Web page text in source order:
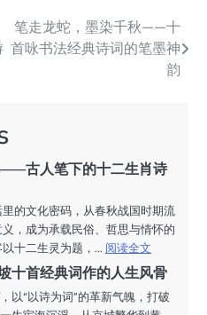
笔走龙蛇，墨染千秋——十
首咏书法经典诗词的笔墨神
韵
古人笔下的十二生肖诗
的文化密码，从春秋战国时期流
，成为承载民俗、哲思与情怀的
十二生灵为题，... 阅读全文
首经典词作的人生风骨
以“以诗为词”的革新气魄，打破